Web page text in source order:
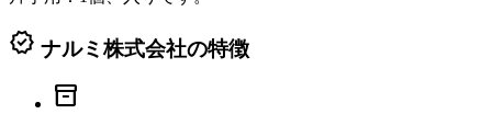
verified ナルミ株式会社の特徴
inventory_2